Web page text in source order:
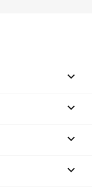



keyboard_arrow_down